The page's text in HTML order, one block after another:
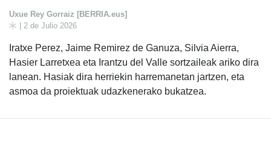
Uxue Rey Gorraiz [BERRIA.eus]
| 2 de Julio 2026
Iratxe Perez, Jaime Remirez de Ganuza, Silvia Aierra,
Hasier Larretxea eta Irantzu del Valle sortzaileak ariko dira
lanean. Hasiak dira herriekin harremanetan jartzen, eta
asmoa da proiektuak udazkenerako bukatzea.